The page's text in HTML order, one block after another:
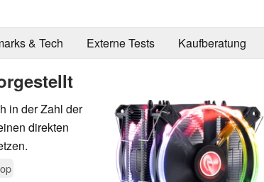
& Tech Externe Tests Kaufberatung
in der Zahl der
direkten